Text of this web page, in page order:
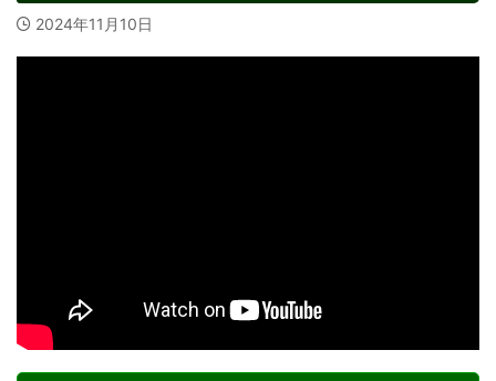
2024年11月10日